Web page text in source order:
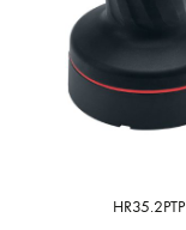
HR35.2PTP